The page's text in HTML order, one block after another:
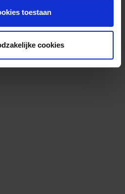
toestaan
cookies